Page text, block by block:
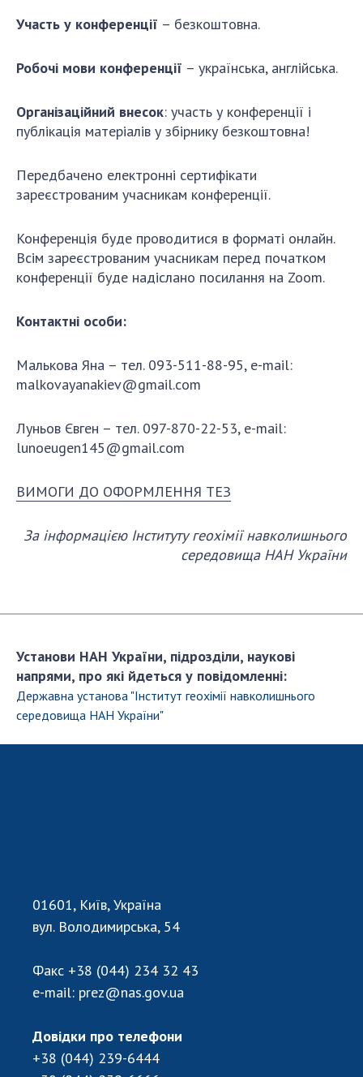
ЗАСІДАННЯ ПРЕЗИДІЇ НАН УКРАЇНИ
АКАДЕМІЯ КОМЕНТУЄ
ПРОФСПІЛКА НАН УКРАЇНИ
Участь у конференції – безкоштовна.
Робочі мови конференції – українська, англійська.
Організаційний внесок: участь у конференції і
публікація матеріалів у збірнику безкоштовна!
Передбачено електронні сертифікати
зареєстрованим учасникам конференції.
Конференція буде проводитися в форматі онлайн.
Всім зареєстрованим учасникам перед початком
конференції буде надіслано посилання на Zoom.
Контактні особи:
Малькова Яна – тел. 093-511-88-95, e-mail:
malkovayanakiev@gmail.com
Луньов Євген – тел. 097-870-22-53, e-mail:
lunoeugen145@gmail.com
ВИМОГИ ДО ОФОРМЛЕННЯ ТЕЗ
За інформацією Інституту геохімії навколишнього
середовища НАН України
Установи НАН України, підрозділи, наукові
напрями, про які йдеться у повідомленні:
Державна установа "Iнститут геохiмiї навколишнього
середовища НАН України"
01601, Київ, Україна
вул. Володимирська, 54
Факс +38 (044) 234 32 43
e-mail: prez@nas.gov.ua
Довідки про телефони
+38 (044) 239-6444